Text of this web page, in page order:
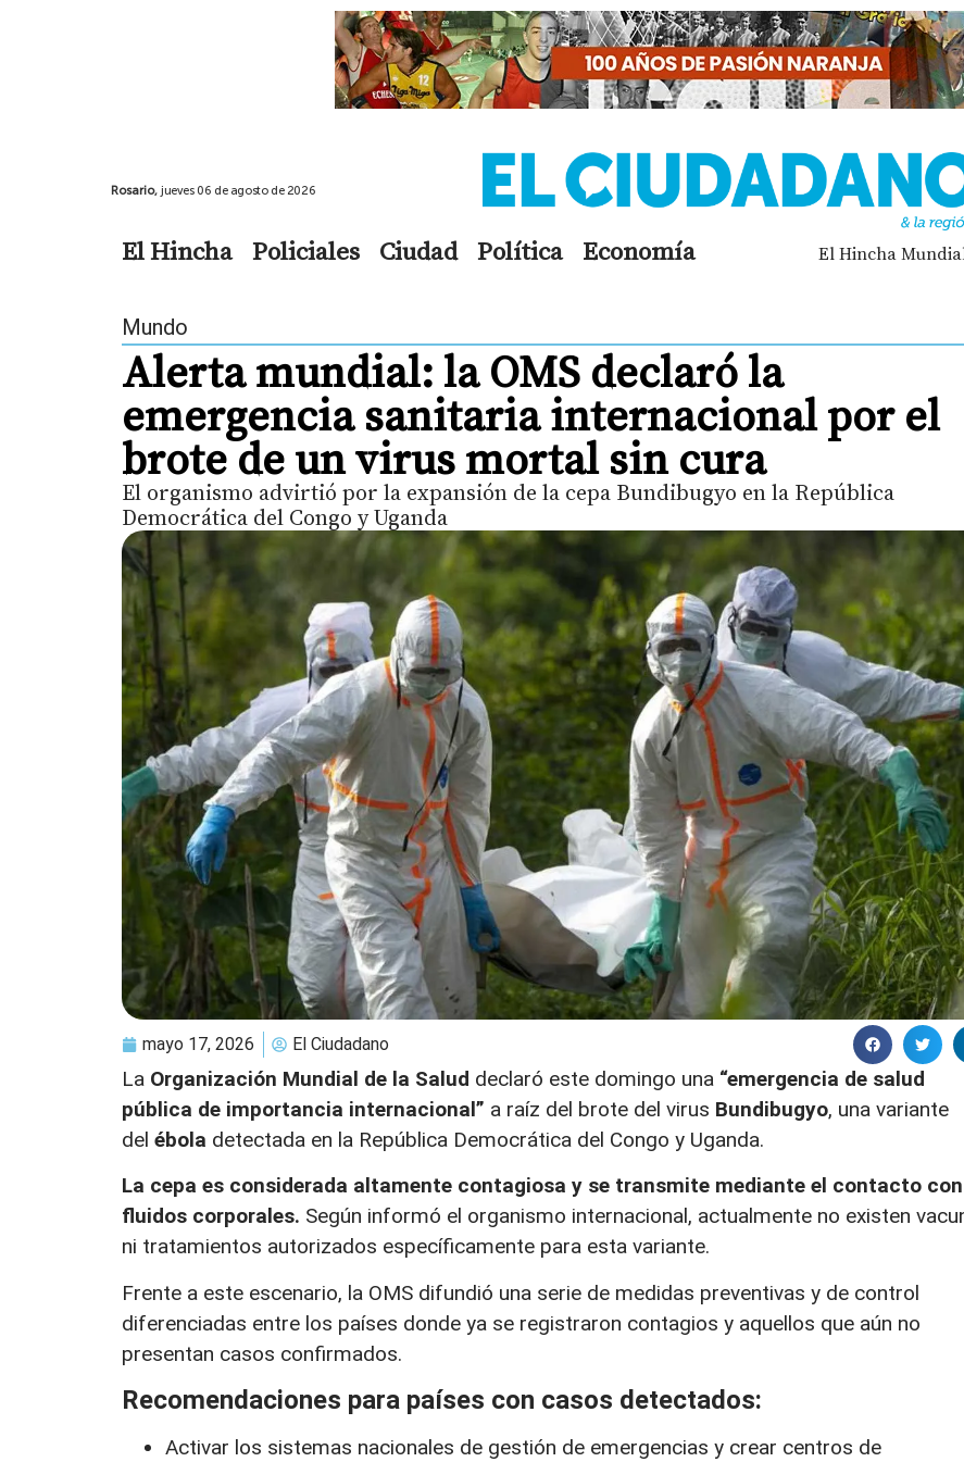
Rosario, jueves 06 de agosto de 2026
El Hincha Policiales Ciudad Política Economía El Hincha
Mundo
Alerta mundial: la OMS declaró la
emergencia sanitaria internacional por el
brote de un virus mortal sin cura
El organismo advirtió por la expansión de la cepa Bundibugyo en la República
Democrática del Congo y Uganda
mayo 17, 2026 El Ciudadano
La Organización Mundial de la Salud declaró este domingo una “emergencia de salud
pública de importancia internacional” a raíz del brote del virus Bundibugyo, una variante
del ébola detectada en la República Democrática del Congo y Uganda.
La cepa es considerada altamente contagiosa y se transmite mediante el contacto con
fluidos corporales. Según informó el organismo internacional, actualmente no existen
ni tratamientos autorizados específicamente para esta variante.
Frente a este escenario, la OMS difundió una serie de medidas preventivas y de control
diferenciadas entre los países donde ya se registraron contagios y aquellos que aún no
presentan casos confirmados.
Recomendaciones para países con casos detectados:
Activar los sistemas nacionales de gestión de emergencias y crear centros de